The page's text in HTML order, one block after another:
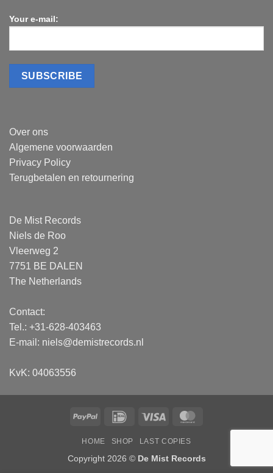
Your e-mail:
Over ons
Algemene voorwaarden
Privacy Policy
Terugbetalen en retournering
De Mist Records
Niels de Roo
Vleerweg 2
7751 BE DALEN
The Netherlands
Contact:
Tel.: +31-628-403463
E-mail: niels@demistrecords.nl
KvK: 04063556
PayPal IDeal Visa
HOME SHOP LAST COPIES
Copyright 2026 © De Mist Records